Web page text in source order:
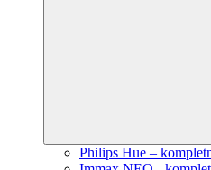
Philips Hue –